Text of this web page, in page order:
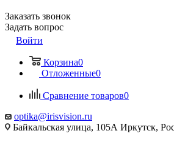
Заказать звонок
Задать вопрос
Войти
Корзина0
Отложенные0
Сравнение товаров0
optika@irisvision.ru
Байкальская улица, 105А Иркутск,